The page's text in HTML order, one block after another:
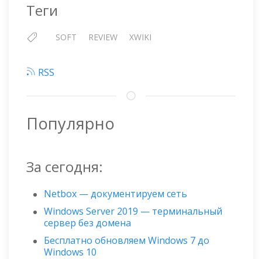
Теги
SOFT REVIEW XWIKI
RSS
Популярно
За сегодня:
Netbox — документируем сеть
Windows Server 2019 — терминальный
сервер без домена
Бесплатно обновляем Windows 7 до
Windows 10